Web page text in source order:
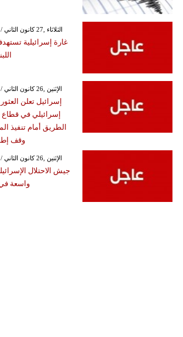
GMT 08:18 2026 الثلاثاء ,27 كانون الثاني / يناير
غارة إسرائيلية
GMT 16:06 2026 الإثنين ,26 كانون الثاني / يناير
إسرائيل تعلن
إسرائيلي في قطاع
الطريق أمام تنفيذ
وقف
GMT 09:06 2026 الإثنين ,26 كانون الثاني / يناير
جيش الاحتلال
واسعة